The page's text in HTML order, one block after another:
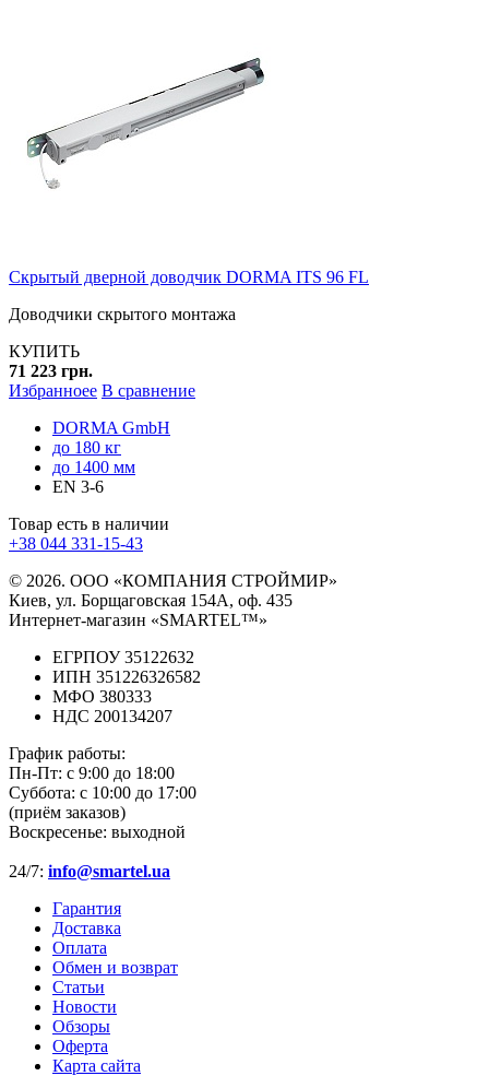
Скрытый дверной доводчик DORMA ITS 96 FL
Доводчики скрытого монтажа
КУПИТЬ
71 223 грн.
Избранноее В сравнение
DORMA GmbH
до 180 кг
до 1400 мм
EN 3-6
Товар есть в наличии
+38 044 331-15-43
© 2026. ООО «КОМПАНИЯ СТРОЙМИР»
Киев, ул. Борщаговская 154А, оф. 435
Интернет-магазин «SMARTEL™»
ЕГРПОУ 35122632
ИПН 351226326582
МФО 380333
НДС 200134207
График работы:
Пн-Пт: с 9:00 до 18:00
Суббота: с 10:00 до 17:00
(приём заказов)
Воскресенье: выходной
24/7: info@smartel.ua
Гарантия
Доставка
Оплата
Обмен и возврат
Статьи
Новости
Обзоры
Оферта
Карта сайта